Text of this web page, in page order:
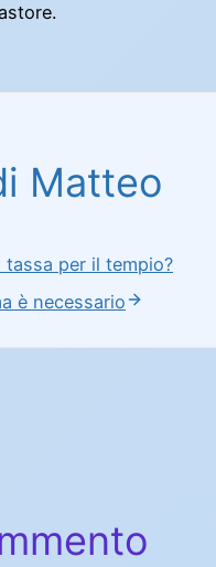
Matteo
tassa per il tempio?
è necessario